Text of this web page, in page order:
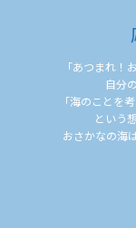
「あつまれ！
自分
「海のことを
という
おさかなの海